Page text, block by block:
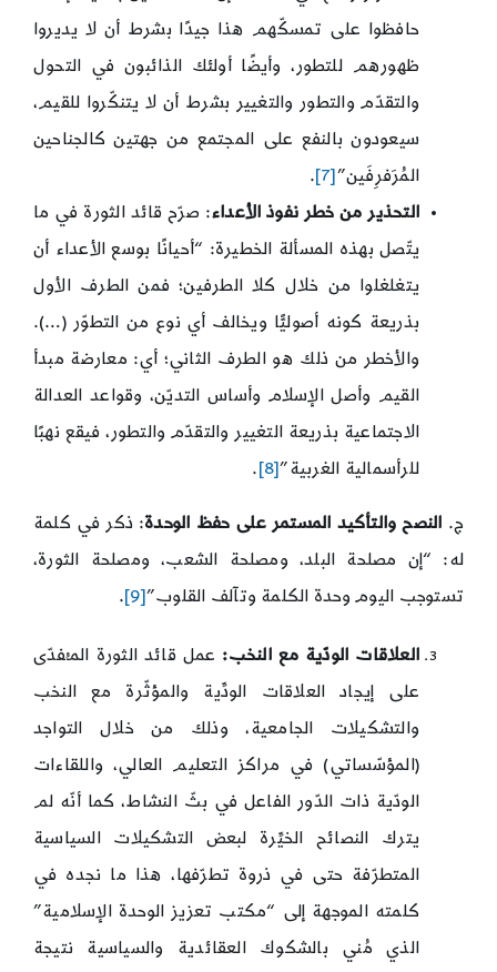
حافظوا على تمسكّهم هذا جيدًا بشرط أن لا يديروا
ظهورهم للتطور، وأيضًا أولئك الذائبون في التحول
والتقدّم والتطور والتغيير بشرط أن لا يتنكّروا للقيم،
سيعودون بالنفع على المجتمع من جهتين كالجناحين
المُرَفرِفَين”[7]
.
التحذير من خطر نفوذ الأعداء: صرّح قائد الثورة في ما
يتّصل بهذه المسألة الخطيرة: “أحيانًا بوسع الأعداء أن
يتغلغلوا من خلال كلا الطرفين؛ فمن الطرف الأول
بذريعة كونه أصوليًّا ويخالف أي نوع من التطوّر (…).
والأخطر من ذلك هو الطرف الثاني؛ أي: معارضة مبدأ
القيم وأصل الإسلام وأساس التديّن، وقواعد العدالة
الاجتماعية بذريعة التغيير والتقدّم والتطور، فيقع نهبًا
للرأسمالية الغربية”[8]
.
ج. النصح والتأكيد المستمر على حفظ الوحدة: ذكر في كلمة
له: “إن مصلحة البلد، ومصلحة الشعب، ومصلحة الثورة،
تستوجب اليوم وحدة الكلمة وتآلف القلوب”[9]
.
العلاقات الودّية مع النخب: عمل قائد الثورة المـُفدّى
على إيجاد العلاقات الودِّية والمؤثّرة مع النخب
والتشكيلات الجامعية، وذلك من خلال التواجد
(المؤسّساتي) في مراكز التعليم العالي، واللقاءات
الودّية ذات الدّور الفاعل في بثّ النشاط، كما أنّه لم
يترك النصائح الخيِّرة لبعض التشكيلات السياسية
المتطرّفة حتى في ذروة تطرّفها، هذا ما نجده في
كلمته الموجهة إلى “مكتب تعزيز الوحدة الإسلامية”
الذي مُني بالشكوك العقائدية والسياسية نتيجة